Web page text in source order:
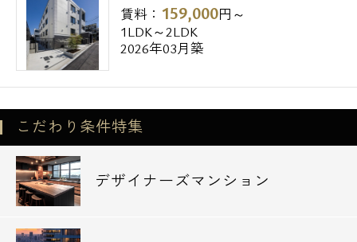
賃料： 159,000円～
1LDK～2LDK
2026年03月築
こだわり条件特集
デザイナーズマンション